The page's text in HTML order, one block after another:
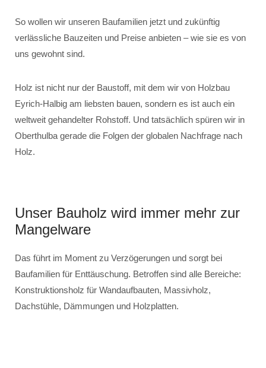
So wollen wir unseren Baufamilien jetzt und zukünftig
verlässliche Bauzeiten und Preise anbieten – wie sie es von
uns gewohnt sind.
Holz ist nicht nur der Baustoff, mit dem wir von Holzbau
Eyrich-Halbig am liebsten bauen, sondern es ist auch ein
weltweit gehandelter Rohstoff. Und tatsächlich spüren wir in
Oberthulba gerade die Folgen der globalen Nachfrage nach
Holz.
Unser Bauholz wird immer mehr zur
Mangelware
Das führt im Moment zu Verzögerungen und sorgt bei
Baufamilien für Enttäuschung. Betroffen sind alle Bereiche:
Konstruktionsholz für Wandaufbauten, Massivholz,
Dachstühle, Dämmungen und Holzplatten.